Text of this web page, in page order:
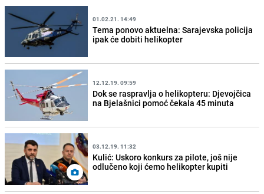
01.02.21. 14:49
Tema ponovo aktuelna: Sarajevska policija
ipak će dobiti helikopter
12.12.19. 09:59
Dok se raspravlja o helikopteru: Djevojčica
na Bjelašnici pomoć čekala 45 minuta
03.12.19. 11:32
Kulić: Uskoro konkurs za pilote, još nije
odlučeno koji ćemo helikopter kupiti